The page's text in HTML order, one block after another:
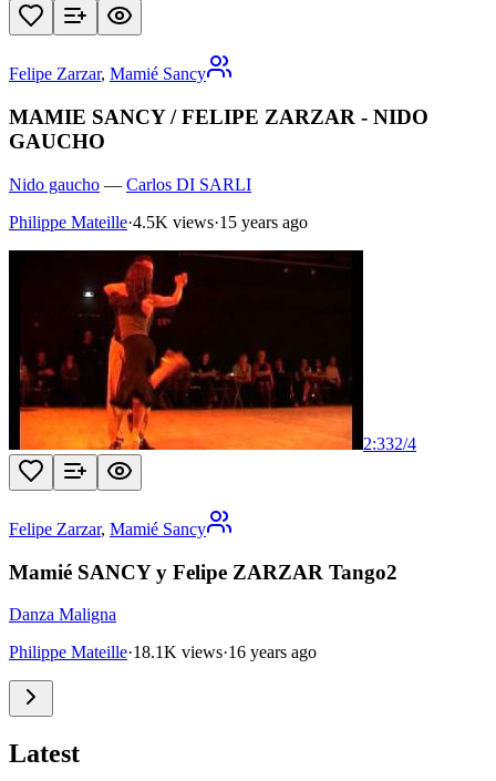
Felipe Zarzar, Mamié Sancy
MAMIE SANCY / FELIPE ZARZAR - NIDO
GAUCHO
Nido gaucho — Carlos DI SARLI
Philippe Mateille·4.5K views·15 years ago
2:332/4
Felipe Zarzar, Mamié Sancy
Mamié SANCY y Felipe ZARZAR Tango2
Danza Maligna
Philippe Mateille·18.1K views·16 years ago
Latest